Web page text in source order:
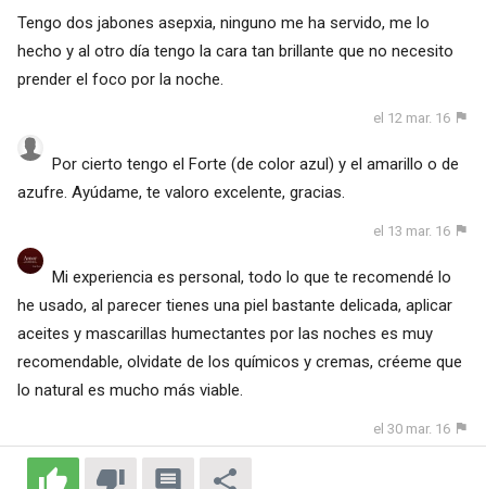
Tengo dos jabones asepxia, ninguno me ha servido, me lo
hecho y al otro día tengo la cara tan brillante que no necesito
prender el foco por la noche.
el 12 mar. 16
Por cierto tengo el Forte (de color azul) y el amarillo o de
azufre. Ayúdame, te valoro excelente, gracias.
el 13 mar. 16
Mi experiencia es personal, todo lo que te recomendé lo
he usado, al parecer tienes una piel bastante delicada, aplicar
aceites y mascarillas humectantes por las noches es muy
recomendable, olvidate de los químicos y cremas, créeme que
lo natural es mucho más viable.
el 30 mar. 16